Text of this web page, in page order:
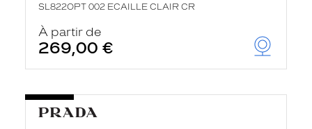
SL822OPT 002 ECAILLE CLAIR CR
À partir de
269,00 €